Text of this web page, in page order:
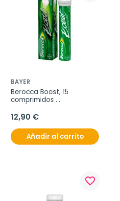
BAYER
Berocca Boost, 15
comprimidos
12,90 €
Añadir al carrito
favorite_border